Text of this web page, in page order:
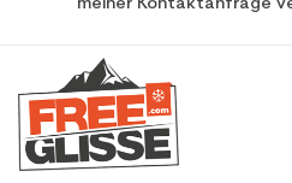
meiner Kontaktanfrage